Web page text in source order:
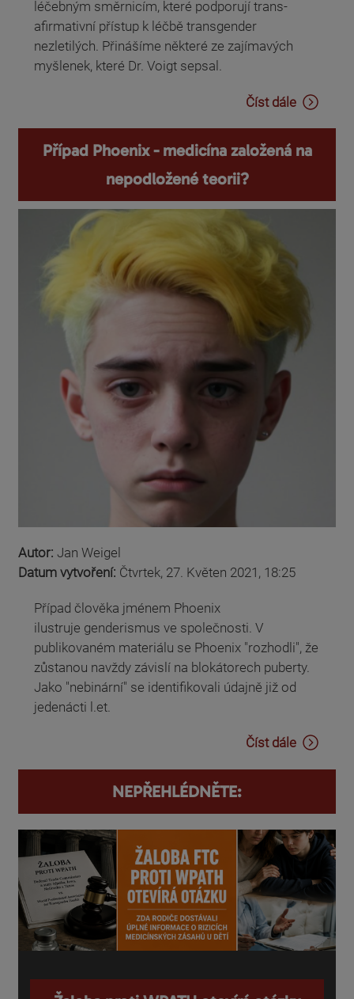
léčebným směrnicím, které podporují trans-
afirmativní přístup k léčbě transgender
nezletilých. Přinášíme některé ze zajímavých
myšlenek, které Dr. Voigt sepsal.
Číst dále
Případ Phoenix - medicína založená na
nepodložené teorii?
Autor: Jan Weigel
Datum vytvoření: Čtvrtek, 27. Květen 2021, 18:25
Případ člověka jménem Phoenix
ilustruje genderismus ve společnosti. V
publikovaném materiálu se Phoenix "rozhodli", že
zůstanou navždy závislí na blokátorech puberty.
Jako "nebinární" se identifikovali údajně již od
jedenácti l.et.
Číst dále
NEPŘEHLÉDNĚTE: